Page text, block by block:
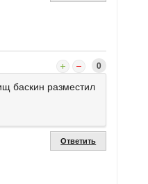
0
баскин разместил
Ответить